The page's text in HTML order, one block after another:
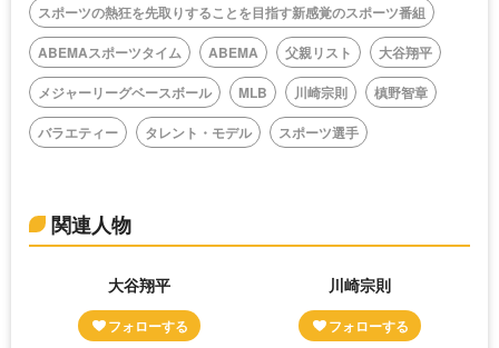
スポーツの熱狂を先取りすることを目指す新感覚のスポーツ番組
ABEMAスポーツタイム
ABEMA 父親リスト
大谷翔平
メジャーリーグベースボール
MLB 川崎宗則
槙野智章
バラエティー
タレント・モデル スポーツ選手
関連人物
大谷翔平 川崎宗則